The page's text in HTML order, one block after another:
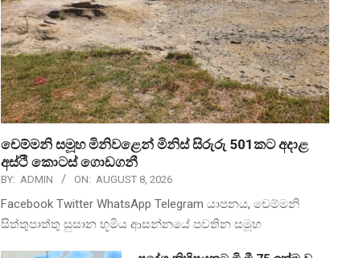
චෙම්මනි සමූහ මිනිවළෙන් මිනිස් සිරුරු 501කට අදාළ
අස්ථි කොටස් ගොඩගනී
BY: ADMIN ON: AUGUST 8, 2026
Facebook Twitter WhatsApp Telegram යාපනය, චෙම්මනි
සිත්තුපාත්තු සුසාන භූමිය ආසන්නයේ පවතින සමූහ